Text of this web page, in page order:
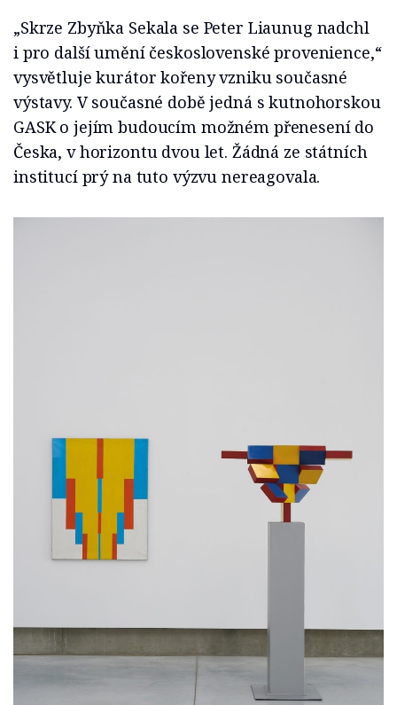
„Skrze Zbyňka Sekala se Peter Liaunug nadchl
i pro další umění československé provenience,“
vysvětluje kurátor kořeny vzniku současné
výstavy. V současné době jedná s kutnohorskou
GASK o jejím budoucím možném přenesení do
Česka, v horizontu dvou let. Žádná ze státních
institucí prý na tuto výzvu nereagovala.